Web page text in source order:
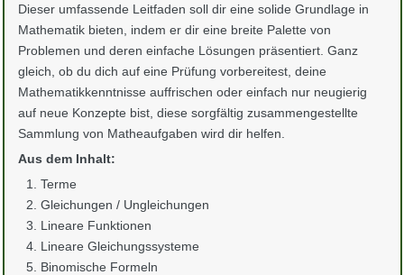
Dieser umfassende Leitfaden soll dir eine solide Grundlage in
Mathematik bieten, indem er dir eine breite Palette von
Problemen und deren einfache Lösungen präsentiert. Ganz
gleich, ob du dich auf eine Prüfung vorbereitest, deine
Mathematikkenntnisse auffrischen oder einfach nur neugierig
auf neue Konzepte bist, diese sorgfältig zusammengestellte
Sammlung von Matheaufgaben wird dir helfen.
Aus dem Inhalt:
Terme
Gleichungen / Ungleichungen
Lineare Funktionen
Lineare Gleichungssysteme
Binomische Formeln